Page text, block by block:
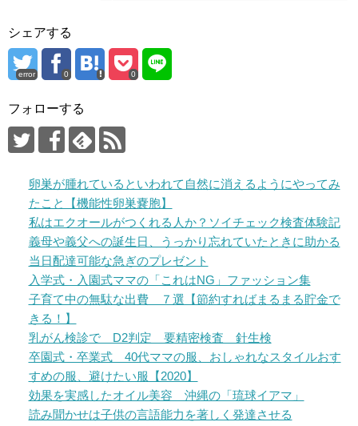
シェアする
error 0 0
フォローする
卵巣が腫れているといわれて自然に消えるようにやってみ
たこと【機能性卵巣嚢胞】
私はエクオールがつくれる人か？ソイチェック検査体験記
義母や義父への誕生日、うっかり忘れていたときに助かる
当日配達可能な急ぎのプレゼント
入学式・入園式ママの「これはNG」ファッション集
子育て中の無駄な出費 ７選【節約すればまるまる貯金で
きる！】
乳がん検診で D2判定 要精密検査 針生検
卒園式・卒業式 40代ママの服、おしゃれなスタイルおす
すめの服、避けたい服【2020】
効果を実感したオイル美容 沖縄の「琉球イアマ」
読み聞かせは子供の言語能力を著しく発達させる